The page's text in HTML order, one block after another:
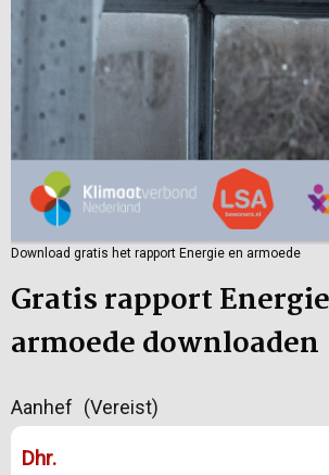
Download gratis het rapport Energie en armoede
Gratis rapport
armoede downloaden
Aanhef (Vereist)